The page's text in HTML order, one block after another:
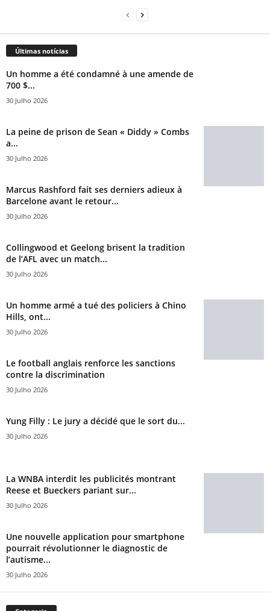
Últimas notícias
Un homme a été condamné à une amende de
700 $...
30 Julho 2026
La peine de prison de Sean « Diddy » Combs
a...
30 Julho 2026
Marcus Rashford fait ses derniers adieux à
Barcelone avant le retour...
30 Julho 2026
Collingwood et Geelong brisent la tradition
de l’AFL avec un match...
30 Julho 2026
Un homme armé a tué des policiers à Chino
Hills, ont...
30 Julho 2026
Le football anglais renforce les sanctions
contre la discrimination
30 Julho 2026
Yung Filly : Le jury a décidé que le sort du...
30 Julho 2026
La WNBA interdit les publicités montrant
Reese et Bueckers pariant sur...
30 Julho 2026
Une nouvelle application pour smartphone
pourrait révolutionner le diagnostic de
l’autisme...
30 Julho 2026